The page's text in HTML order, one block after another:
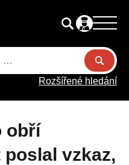
Rozšířené hledání
vzkaz,